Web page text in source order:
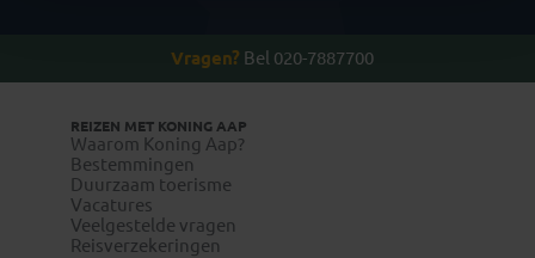
Vragen? Bel 020-7887700
REIZEN MET KONING AAP
Waarom Koning Aap?
Bestemmingen
Duurzaam toerisme
Vacatures
Veelgestelde vragen
Reisverzekeringen